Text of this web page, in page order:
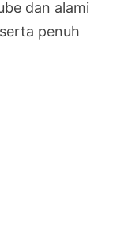
dan alami
penuh